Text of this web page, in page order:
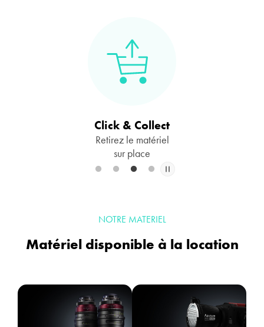
Click & Collect
Retirez le matériel
sur place
NOTRE MATERIEL
Matériel disponible à la location